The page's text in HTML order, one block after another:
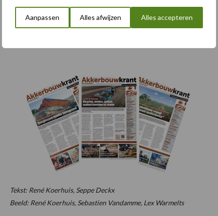
Aanpassen Alles afwijzen Alles accepteren
verstoppingen of lege zaadtankjes.”
Dit is een artikel uit de Akkerbouwkrant. Wil je deze thuis
Tekst: René Koerhuis, Seppe Deckx
Beeld: René Koerhuis, Sebastien Vandamme, Lex Warmelts